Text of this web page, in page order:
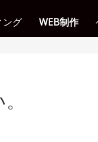
ング WEB制作